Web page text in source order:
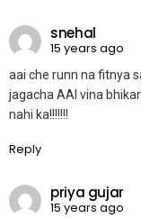
snehal
15 years ago
aai che runn na fitnya
jagacha AAI vina
nahi ka!!!!!!!
Reply
priya gujar
15 years ago